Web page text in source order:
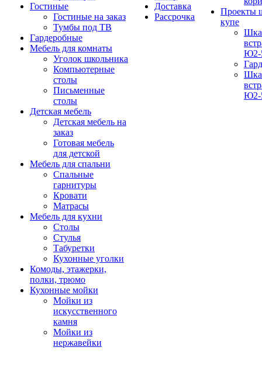
Гостиные
Гостиные на заказ
Тумбы под ТВ
Гардеробные
Мебель для комнаты
Уголок школьника
Компьютерные
столы
Письменные
столы
Детская мебель
Детская мебель на
заказ
Готовая мебель
для детской
Мебель для спальни
Спальные
гарнитуры
Кровати
Матрасы
Мебель для кухни
Столы
Стулья
Табуретки
Кухонные уголки
Комоды, этажерки,
полки, трюмо
Кухонные мойки
Мойки из
искусственного
камня
Мойки из
нержавейки
Доставка
Рассрочка
Проекты
купе
Ю2-
Ю2-